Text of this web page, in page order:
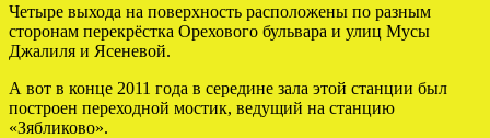
Четыре выхода на поверхность расположены по разным
сторонам перекрёстка Орехового бульвара и улиц Мусы
Джалиля и Ясеневой.
А вот в конце 2011 года в середине зала этой станции был
построен переходной мостик, ведущий на станцию
«Зябликово».